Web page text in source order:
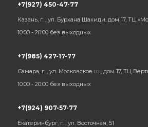
+7(927) 450-47-77
Казань, г. , ул. Бурхана Шахиди, дом 17, ТЦ
10:00 - 20:00 без выходных
+7(985) 427-17-77
Самара, г. , ул. Московское ш., дом 17, ТЦ
10:00 - 20:00 без выходных
+7(924) 907-57-77
Екатеринбург, г. , ул. Восточная, 51